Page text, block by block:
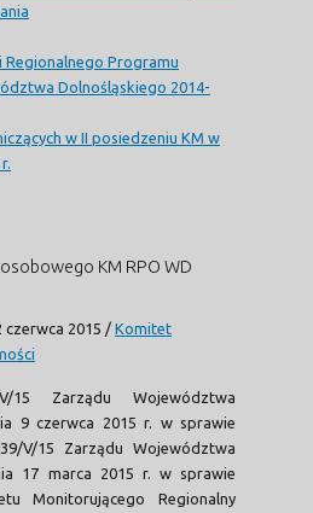
Programu
Dolnośląskiego 2014-
w II posiedzeniu KM w
KM RPO WD
czerwca 2015 / Komitet
15 Zarządu Województwa
9 czerwca 2015 r. w sprawie
V/15 Zarządu Województwa
17 marca 2015 r. w sprawie
Monitorującego Regionalny